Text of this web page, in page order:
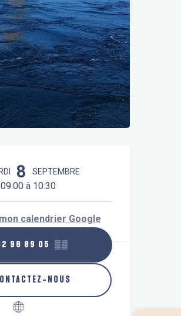
coordonnées
8 SEPTEMBRE
à 10:30
calendrier Google
98 89 05 ▒▒
NOUS